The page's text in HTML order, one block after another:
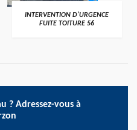
>
INTERVENTION D'URGENCE
FUITE TOITURE 56
? Adressez-vous à